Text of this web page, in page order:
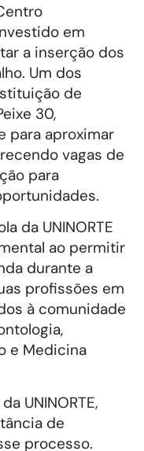
em
a inserção dos
Um dos
de
30,
para aproximar
vagas de
para
da UNINORTE
ao permitir
durante a
profissões em
à comunidade
e Medicina
UNINORTE,
de
processo.